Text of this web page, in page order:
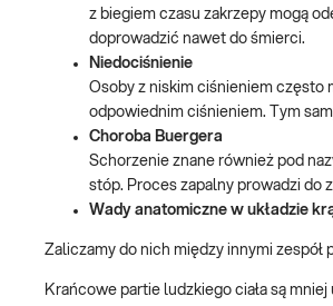
z biegiem czasu zakrzepy mogą
doprowadzić nawet do śmierci.
Niedociśnienie
Osoby z niskim ciśnieniem często
odpowiednim ciśnieniem. Tym
Choroba Buergera
Schorzenie znane również pod
stóp. Proces zapalny prowadzi do
Wady anatomiczne w układzie
Zaliczamy do nich między innymi zespół
Krańcowe partie ludzkiego ciała są